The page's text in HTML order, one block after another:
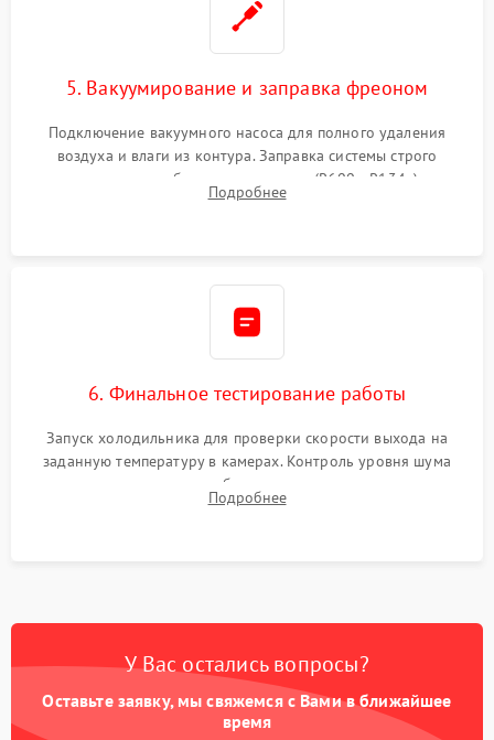
5. Вакуумирование и заправка фреоном
Подключение вакуумного насоса для полного удаления
воздуха и влаги из контура. Заправка системы строго
дозированным объемом хладагента (R600a, R134a) по
электронным весам. Контроль рабочего давления в системе.
Подробнее
6. Финальное тестирование работы
Запуск холодильника для проверки скорости выхода на
заданную температуру в камерах. Контроль уровня шума
компрессора, отсутствия обмерзания стенок и корректного
срабатывания системы автоматической оттайки.
Подробнее
У Вас остались вопросы?
Оставьте заявку, мы свяжемся с Вами в ближайшее
время